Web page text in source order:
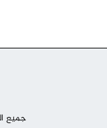
جميع